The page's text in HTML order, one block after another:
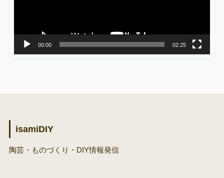
00:00 02:25
isamiDIY
陶芸・ものづくり・DIY情報発信